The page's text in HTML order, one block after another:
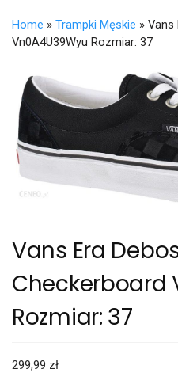
Home » Trampki Męskie »
Vn0A4U39Wyu Rozmiar: 37
Vans Era
Checkerboard
Rozmiar: 37
299,99 zł